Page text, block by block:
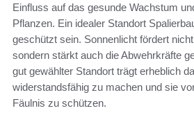
Einfluss auf das gesunde Wachstum
Pflanzen. Ein idealer Standort
geschützt sein. Sonnenlicht fördert
sondern stärkt auch die Abwehrkräfte
gut gewählter Standort trägt erheblich
widerstandsfähig zu machen und sie
Fäulnis zu schützen.